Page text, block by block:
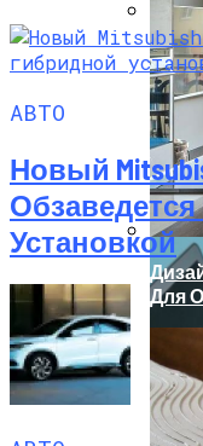
Для
АВТО
Новый
Установкой